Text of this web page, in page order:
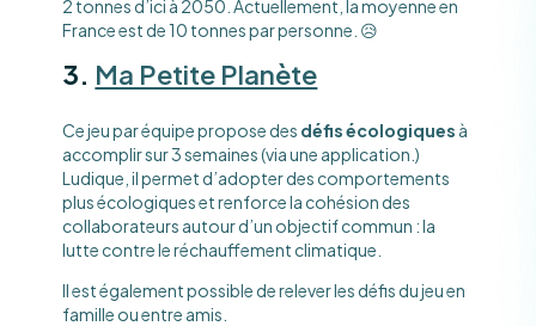
2 tonnes d’ici à 2050. Actuellement, la moyenne en
France est de 10 tonnes par personne. 😥
3. Ma Petite Planète
Ce jeu par équipe propose des défis écologiques à
accomplir sur 3 semaines (via une application.)
Ludique, il permet d’adopter des comportements
plus écologiques et renforce la cohésion des
collaborateurs autour d’un objectif commun : la
lutte contre le réchauffement climatique.
Il est également possible de relever les défis du jeu en
famille ou entre amis.